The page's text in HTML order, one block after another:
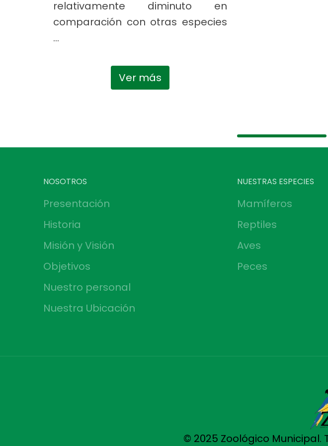
relativamente diminuto en
comparación con otras especies
...
Ver más
NOSOTROS
Presentación
Historia
Misión y Visión
Objetivos
Nuestro personal
Nuestra Ubicación
NUESTRAS ESPECIES
Mamíferos
Reptiles
Aves
Peces
© 2025 Zoológico